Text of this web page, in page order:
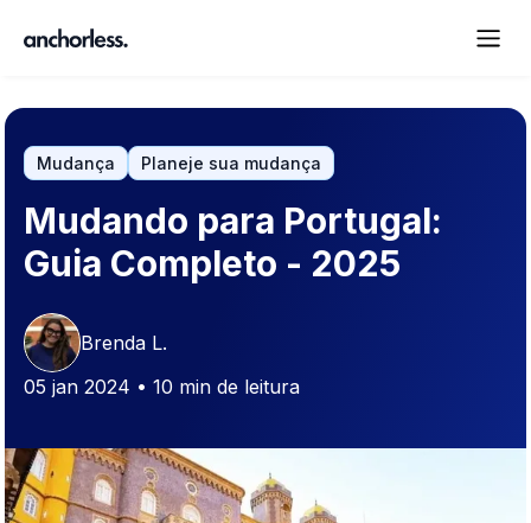
Mudança Planeje sua mudança
Mudando para Portugal:
Guia Completo - 2025
Brenda L.
05 jan 2024 • 10 min de leitura